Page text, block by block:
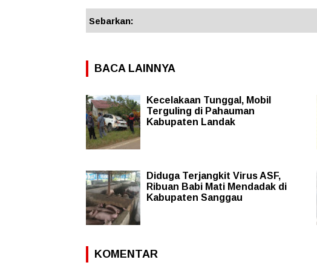
Sebarkan:
BACA LAINNYA
Kecelakaan Tunggal, Mobil
Terguling di Pahauman
Kabupaten Landak
Diduga Terjangkit Virus ASF,
Ribuan Babi Mati Mendadak di
Kabupaten Sanggau
KOMENTAR